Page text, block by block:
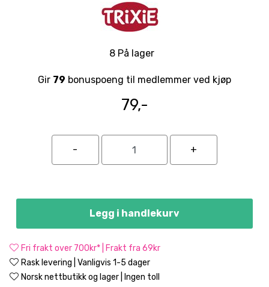
8 På lager
Gir 79 bonuspoeng til medlemmer ved kjøp
79,-
Legg i handlekurv
Fri frakt over 700kr* | Frakt fra 69kr
Rask levering | Vanligvis 1-5 dager
Norsk nettbutikk og lager | Ingen toll